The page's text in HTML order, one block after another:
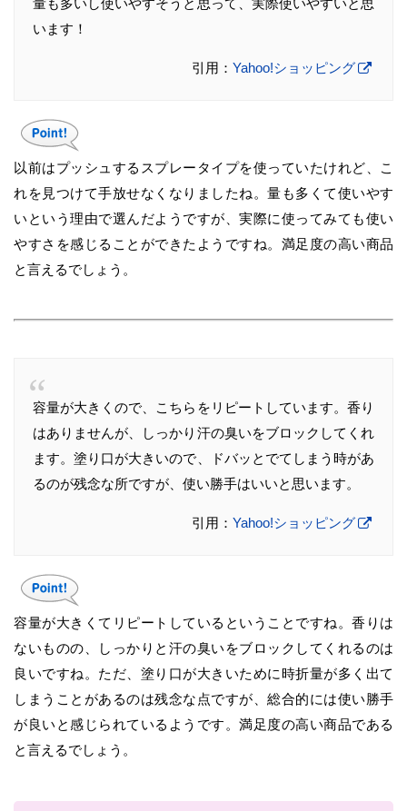
います！
引用： Yahoo!ショッピング
以前はプッシュするスプレータイプを使っていたけれど、こ
れを見つけて手放せなくなりましたね。量も多くて使いやす
いという理由で選んだようですが、実際に使ってみても使い
やすさを感じることができたようですね。満足度の高い商品
と言えるでしょう。
容量が大きくので、こちらをリピートしています。香り
はありませんが、しっかり汗の臭いをブロックしてくれ
ます。塗り口が大きいので、ドバッとでてしまう時があ
るのが残念な所ですが、使い勝手はいいと思います。
引用： Yahoo!ショッピング
容量が大きくてリピートしているということですね。香りは
ないものの、しっかりと汗の臭いをブロックしてくれるのは
良いですね。ただ、塗り口が大きいために時折量が多く出て
しまうことがあるのは残念な点ですが、総合的には使い勝手
が良いと感じられているようです。満足度の高い商品である
と言えるでしょう。